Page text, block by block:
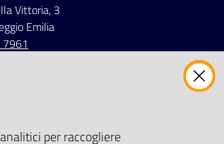
Vittoria, 3
Emilia
per raccogliere